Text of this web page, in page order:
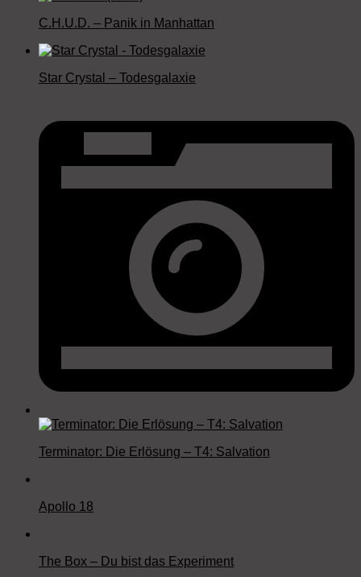
C.H.U.D. – Panik in Manhattan
Star Crystal – Todesgalaxie
Terminator: Die Erlösung – T4: Salvation
Apollo 18
The Box – Du bist das Experiment